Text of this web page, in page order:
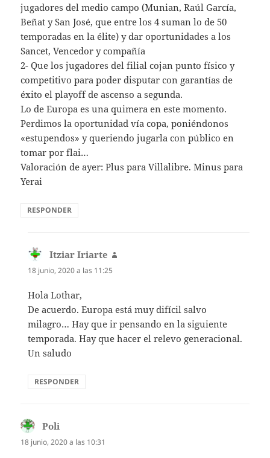
jugadores del medio campo (Munian, Raúl García,
Beñat y San José, que entre los 4 suman lo de 50
temporadas en la élite) y dar oportunidades a los
Sancet, Vencedor y compañía
2- Que los jugadores del filial cojan punto físico y
competitivo para poder disputar con garantías de
éxito el playoff de ascenso a segunda.
Lo de Europa es una quimera en este momento.
Perdimos la oportunidad vía copa, poniéndonos
«estupendos» y queriendo jugarla con público en
tomar por flai…
Valoración de ayer: Plus para Villalibre. Minus para
Yerai
RESPONDER
Itziar Iriarte
18 junio, 2020 a las 11:25
Hola Lothar,
De acuerdo. Europa está muy difícil salvo
milagro… Hay que ir pensando en la siguiente
temporada. Hay que hacer el relevo generacional.
Un saludo
RESPONDER
Poli
18 junio, 2020 a las 10:31